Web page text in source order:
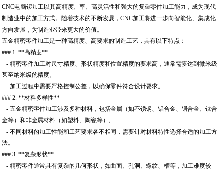
CNC电脑锣加工以其高精度、率、高灵活性和强大的复杂零件加工能力，成为现代
制造业中的加工方式。随着技术的不断发展，CNC加工将进一步向智能化、集成化
方向发展，为制造业带来更大的价值。
五金精密零件加工是一种高精度、高要求的制造工艺，具有以下特点：
### 1. **高精度**
- 精密零件加工对尺寸精度、形状精度和位置精度的要求高，通常需要达到微米级
甚至纳米级的精度。
- 加工过程中需要严格控制公差，以确保零件符合设计要求。
### 2. **材料多样性**
- 五金精密零件加工涉及多种材料，包括金属（如不锈钢、铝合金、铜合金、钛合
金等）和非金属材料（如塑料、陶瓷等）。
- 不同材料的加工性能和工艺要求各不相同，需要针对材料特性选择合适的加工方
法。
### 3. **复杂形状**
- 精密零件通常具有复杂的几何形状，如曲面、孔洞、螺纹、槽等，加工难度较